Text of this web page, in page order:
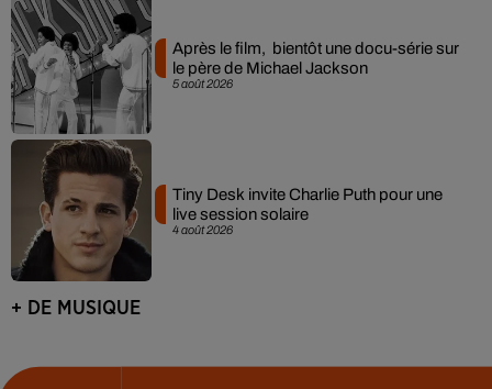
5 août 2026
Après le film, bientôt une docu-série sur
le père de Michael Jackson
4 août 2026
Tiny Desk invite Charlie Puth pour une
live session solaire
+ DE MUSIQUE